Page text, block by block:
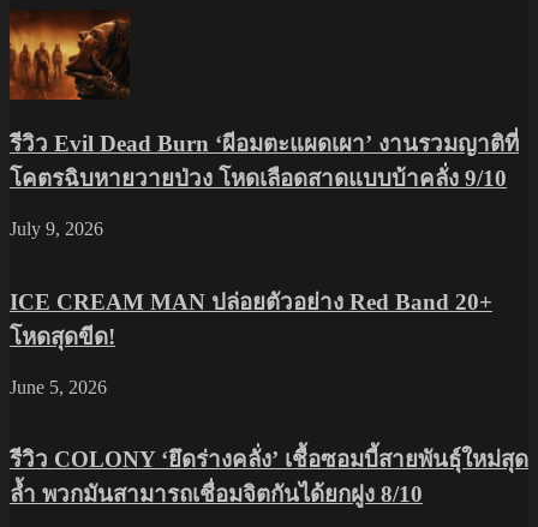
รีวิว Evil Dead Burn ‘ผีอมตะแผดเผา’ งานรวมญาติที่
โคตรฉิบหายวายป่วง โหดเลือดสาดแบบบ้าคลั่ง 9/10
July 9, 2026
ICE CREAM MAN ปล่อยตัวอย่าง Red Band 20+
โหดสุดขีด!
June 5, 2026
รีวิว COLONY ‘ยึดร่างคลั่ง’ เชื้อซอมบี้สายพันธุ์ใหม่สุด
ล้ำ พวกมันสามารถเชื่อมจิตกันได้ยกฝูง 8/10